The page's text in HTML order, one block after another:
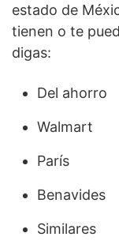
estado de
tienen o te
digas:
Del ahorro
Walmart
París
Benavides
Similares